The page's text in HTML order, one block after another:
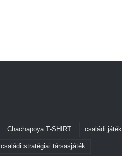
Chachapoya T-SHIRT családi játék
családi stratégiai társasjáték